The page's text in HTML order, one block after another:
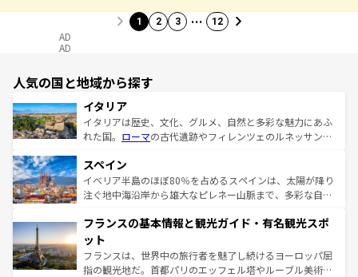
1 2 3 … 12
AD
AD
人気の国と地域から探す
イタリア
イタリアは歴史、文化、グルメ、自然と多彩な魅力にあふ
れた国。 ローマの古代遺跡やフィレンツェのルネッサンス
ろん、トスカーナの美しい田園風景やアマルフィ海岸の絶
景など、自然景観も見逃せない。観光の合間には、本場の
ピザやパスタなど、絶品のイタリア料理を堪能することも
ませてくれるイタリアで、忘れられない旅をしてみよう！
なお、新着のイタリア情報は
しい。
スペイン
イベリア半島のほぼ80％を占めるスペインは、太陽が降り
注ぐ地中海沿岸から雄大なピレネー山脈まで、多彩な自然
文化が根付くこの国では、情熱的なフラメンコ、熱気あふ
れる闘牛、そして美味しいタパスが生活の一部となってい
る。首都マドリードの洗練された雰囲気や、バルセロナの
アートに溢れた街角から、地方では古代ローマ遺跡や中世
フランスの基本情報と観光ガイド・有名観光スポ
ット
フランスは、世界中の旅行者を魅了し続けるヨーロッパ屈
指の観光地だ。首都パリのエッフェル塔やルーブル美術館